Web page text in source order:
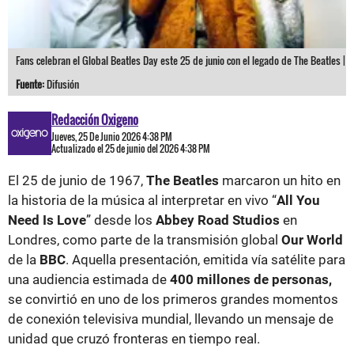
Fans celebran el Global Beatles Day este 25 de junio con el legado de The Beatles |
Fuente:Difusión
Redacción Oxigeno
Jueves, 25 De Junio 2026 4:38 PM
Actualizado el 25 de junio del 2026 4:38 PM
El 25 de junio de 1967, The Beatles marcaron un hito en
la historia de la música al interpretar en vivo “All You
Need Is Love” desde los Abbey Road Studios en
Londres, como parte de la transmisión global Our World
de la BBC. Aquella presentación, emitida vía satélite para
una audiencia estimada de 400 millones de personas,
se convirtió en uno de los primeros grandes momentos
de conexión televisiva mundial, llevando un mensaje de
unidad que cruzó fronteras en tiempo real.